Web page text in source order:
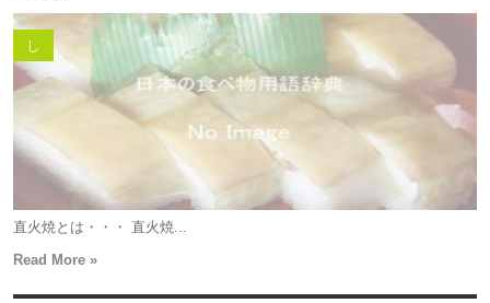
し
直火焼とは・・・ 直火焼...
Read More »